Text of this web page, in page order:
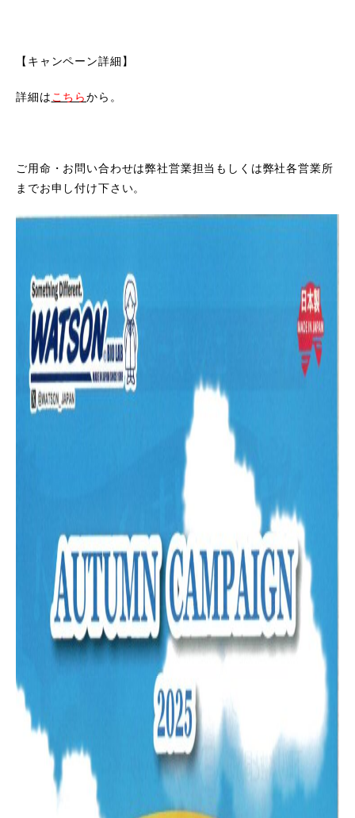
【キャンペーン詳細】
詳細は こちらから。
ご用命・お問い合わせは弊社営業担当もしくは弊社各営業所
までお申し付け下さい。